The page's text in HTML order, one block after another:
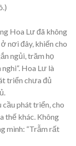
Hoa Lư đã không
nơi đây, khiến cho
ngủi, trăm họ
Hoa Lư là
triển chưa đủ
phát triển, cho
thế khác. Không
mình: “Trẫm rất